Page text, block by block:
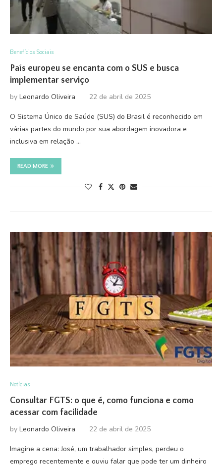
Benefícios Sociais
País europeu se encanta com o SUS e busca
implementar serviço
by Leonardo Oliveira 22 de abril de 2025
O Sistema Único de Saúde (SUS) do Brasil é reconhecido em
várias partes do mundo por sua abordagem inovadora e
inclusiva em relação …
READ MORE
Notícias
Consultar FGTS: o que é, como funciona e como
acessar com facilidade
by Leonardo Oliveira 22 de abril de 2025
Imagine a cena: José, um trabalhador simples, perdeu o
emprego recentemente e ouviu falar que pode ter um dinheiro